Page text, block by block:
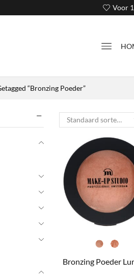
Voor
“Bronzing Poeder”
Bronzing Poeder